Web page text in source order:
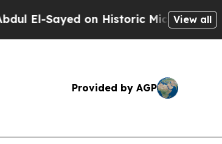
on Historic Michigan Win: “People
View all
Provided by AGP